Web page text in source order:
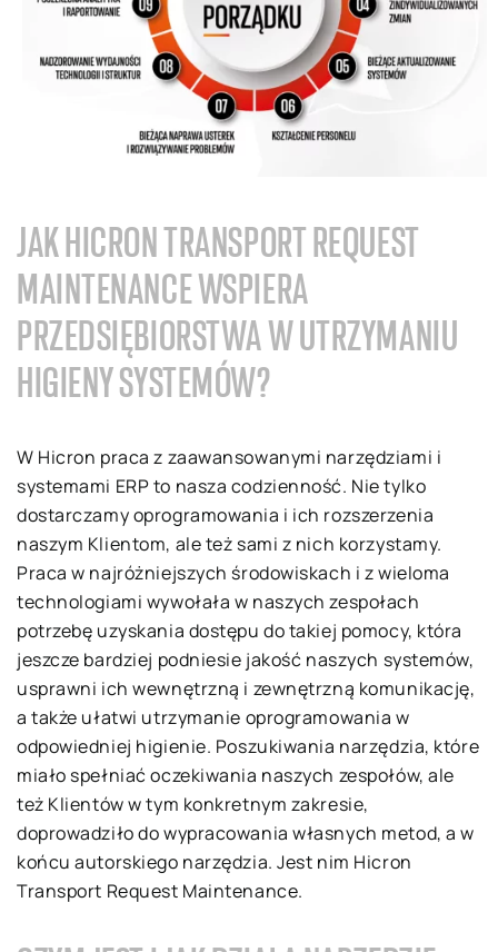
JAK HICRON TRANSPORT REQUEST
MAINTENANCE WSPIERA
PRZEDSIĘBIORSTWA W UTRZYMANIU
HIGIENY SYSTEMÓW?
W Hicron praca z zaawansowanymi narzędziami i
systemami ERP to nasza codzienność. Nie tylko
dostarczamy oprogramowania i ich rozszerzenia
naszym Klientom, ale też sami z nich korzystamy.
Praca w najróżniejszych środowiskach i z wieloma
technologiami wywołała w naszych zespołach
potrzebę uzyskania dostępu do takiej pomocy, która
jeszcze bardziej podniesie jakość naszych systemów,
usprawni ich wewnętrzną i zewnętrzną komunikację,
a także ułatwi utrzymanie oprogramowania w
odpowiedniej higienie. Poszukiwania narzędzia, które
miało spełniać oczekiwania naszych zespołów, ale
też Klientów w tym konkretnym zakresie,
doprowadziło do wypracowania własnych metod, a w
końcu autorskiego narzędzia. Jest nim Hicron
Transport Request Maintenance.